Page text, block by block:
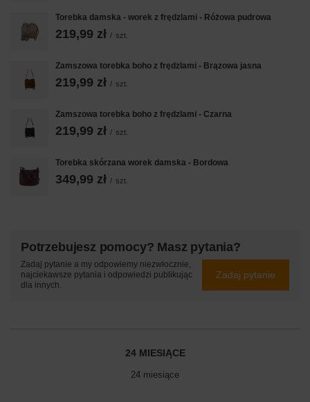
Torebka damska - worek z frędzlami - Różowa pudrowa
219,99 zł / szt.
Zamszowa torebka boho z frędzlami - Brązowa jasna
219,99 zł / szt.
Zamszowa torebka boho z frędzlami - Czarna
219,99 zł / szt.
Torebka skórzana worek damska - Bordowa
349,99 zł / szt.
Potrzebujesz pomocy? Masz pytania?
Zadaj pytanie a my odpowiemy niezwłocznie,
najciekawsze pytania i odpowiedzi publikując
dla innych.
Zadaj pytanie
24 MIESIĄCE
24 miesiące